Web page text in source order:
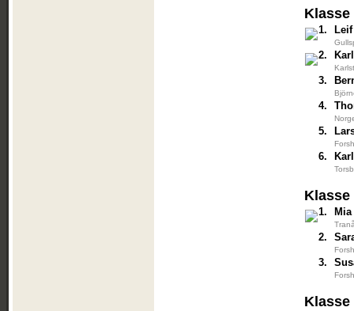
Klasse
1.
2.
3.
4.
5.
6.
Klasse
1.
2.
3.